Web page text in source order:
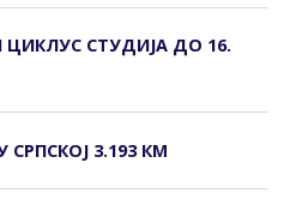
СТУДИЈА ДО 16.
3.193 КМ